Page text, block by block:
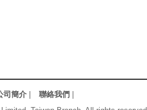
司簡介 聯絡我們